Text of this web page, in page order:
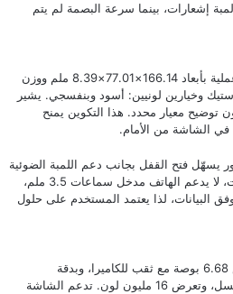
إشعارات، بينما سرعة البصمة لم يتم
يعتمد Vivo Y31 5G لغة تصميم عملية بأبعاد 166.14×77.01×8.39 ملم ووزن
وخيارين لونيين: أسود وبنفسجي. يشير
توضيح معيار محدد. هذا التكوين يمنح
في الشاشة من الأمام.
يسهّل فتح القفل بجانب دعم اللمبة الضوئية
للإشعارات. وبالنسبة لمنافذ الصوت، لا يدعم الهاتف مدخل سماعات 3.5 ملم،
البيانات، لذا يعتمد المستخدم على حلول
الشاشة من نوع IPS LCD بمقاس 6.68 بوصة مع ثقب للكاميرا، وبدقة
720×1608 بكسل وكثافة 264 بكسل، وتعرض 16 مليون لون. تدعم الشاشة